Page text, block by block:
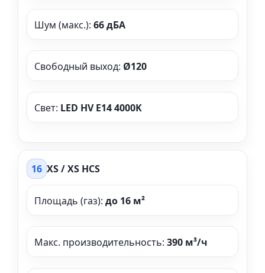
Шум (макс.): 66 дБА
Свободный выход: Ø120
Свет: LED HV E14 4000K
16 XS / XS HCS
Площадь (газ): до 16 м²
Макс. производительность: 390 м³/ч